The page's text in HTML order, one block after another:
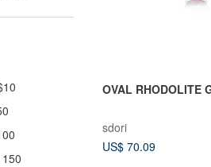
OVAL RHODOLITE
sdori
US$ 70.09